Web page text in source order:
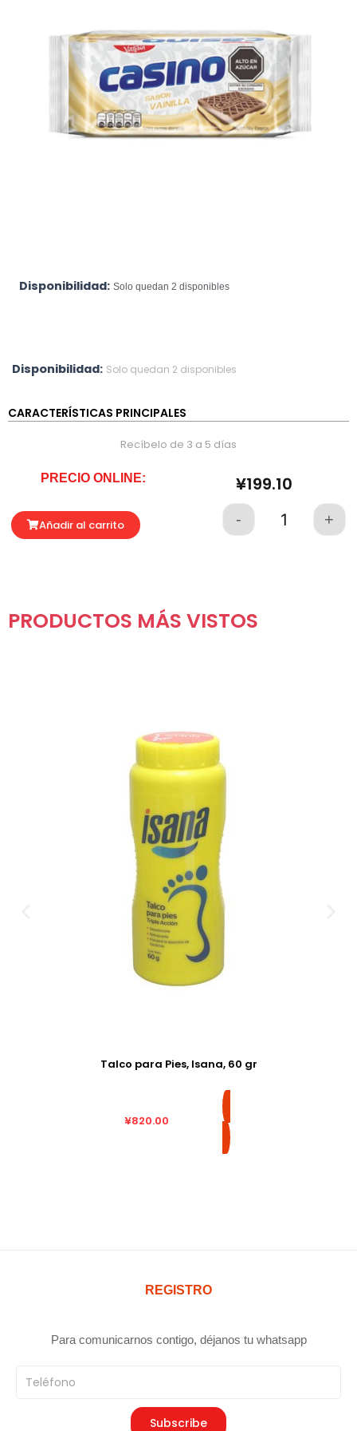
Disponibilidad: Solo quedan 2 disponibles
Disponibilidad: Solo quedan 2 disponibles
CARACTERÍSTICAS PRINCIPALES
Recíbelo de 3 a 5 días
PRECIO ONLINE: ¥199.10
Quantity
- +
Añadir al carrito
PRODUCTOS MÁS VISTOS
Talco para Pies, Isana, 60 gr
¥820.00
REGISTRO
Para comunicarnos contigo, déjanos tu whatsapp
Teléfono
Subscribe